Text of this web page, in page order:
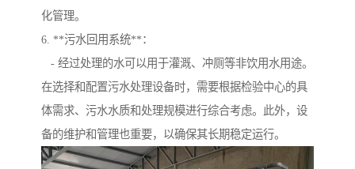
化管理。
6. **污水回用系统**：
- 经过处理的水可以用于灌溉、冲厕等非饮用水用途。
在选择和配置污水处理设备时，需要根据检验中心的具
体需求、污水水质和处理规模进行综合考虑。此外，设
备的维护和管理也重要，以确保其长期稳定运行。